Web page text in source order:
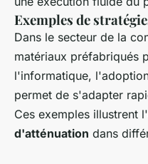
Exemples de
Dans le secteur de la
matériaux préfabriqués
l'informatique,
permet de s'adapter
Ces exemples illustrent
d'atténuation dans